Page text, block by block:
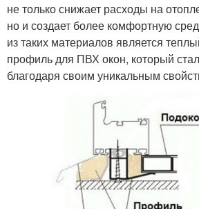
не только снижает расходы на
но и создает более комфортную
из таких материалов является
профиль для ПВХ окон, который
благодаря своим уникальным